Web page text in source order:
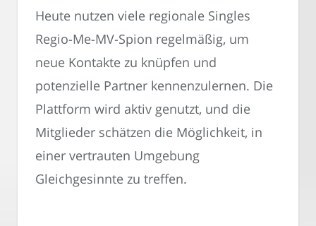
Heute nutzen viele regionale Singles
Regio-Me-MV-Spion regelmäßig, um
neue Kontakte zu knüpfen und
potenzielle Partner kennenzulernen. Die
Plattform wird aktiv genutzt, und die
Mitglieder schätzen die Möglichkeit, in
einer vertrauten Umgebung
Gleichgesinnte zu treffen.